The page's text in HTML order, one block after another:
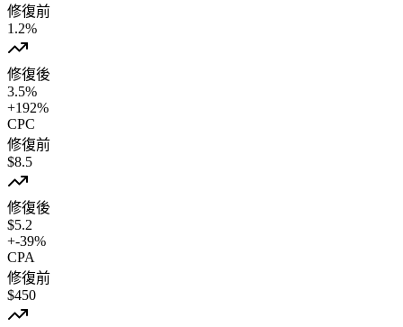
修復前
1.2%
修復後
3.5%
+192%
CPC
修復前
$8.5
修復後
$5.2
+-39%
CPA
修復前
$450